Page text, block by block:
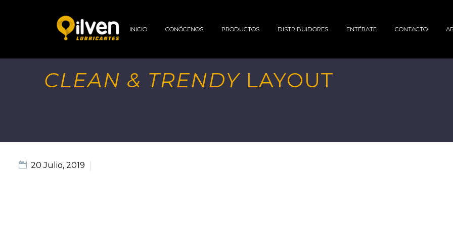
INICIO CONÓCENOS PRODUCTOS DISTRIBUIDORES ENTÉRATE CONTACTO
CLEAN & TRENDY LAYOUT
20 Julio, 2019